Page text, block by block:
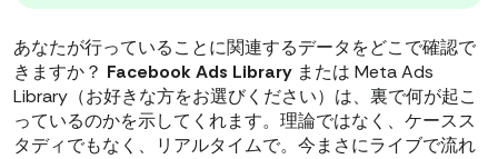
あなたが行っていることに関連するデータをどこで確認で
きますか？ Facebook Ads Library または Meta Ads
Library（お好きな方をお選びください）は、裏で何が起こ
っているのかを示してくれます。理論ではなく、ケースス
タディでもなく、リアルタイムで。今まさにライブで流れ